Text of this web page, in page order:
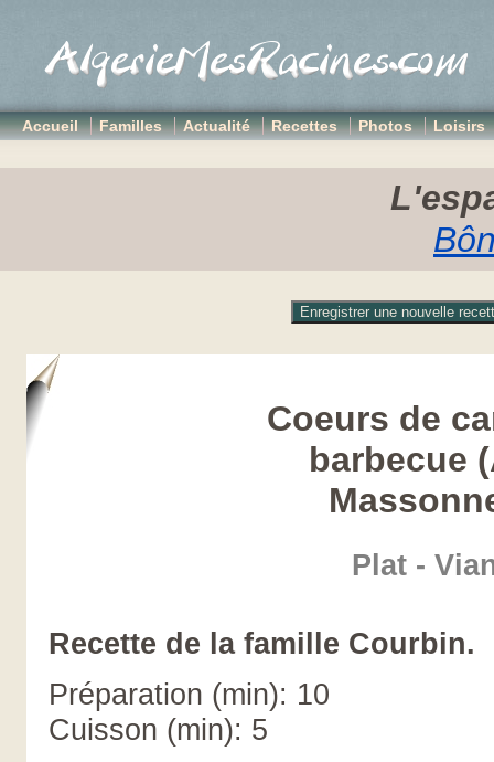
Accueil Familles Actualité Recettes Photos Loisirs
Coeurs de
barbecue
Plat -
Recette de la famille Courbin.
Préparation (min): 10
Cuisson (min): 5